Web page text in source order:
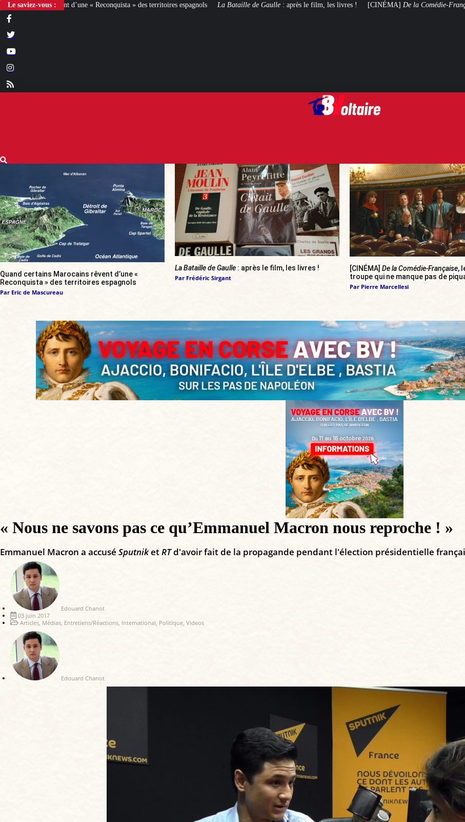
Le saviez-vous :
« Reconquista » des territoires espagnols La Bataille de Gaulle: après le film, les livres ! [CINÉMA]De la Comédie-Française , le film de troupe
Quand certains Marocains rêvent d’une «
Reconquista » des territoires espagnols
Par Eric de Mascureau
La Bataille de Gaulle : après le film, les livres !
Par Frédéric Sirgant
[CINÉMA] De la Comédie-Française,
troupe qui ne manque pas de
Par Pierre Marcellesi
« Nous ne savons pas ce qu’Emmanuel Macron nous reproche ! »
Emmanuel Macron a accusé SputniketRTd'avoir fait de la propagande pendant l'élection présidentielle
Edouard Chanot
03 juin 2017
Articles Médias Entretiens/Réactions International Politique Videos
Edouard Chanot